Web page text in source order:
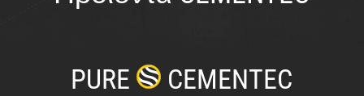
PURE CEMENTEC